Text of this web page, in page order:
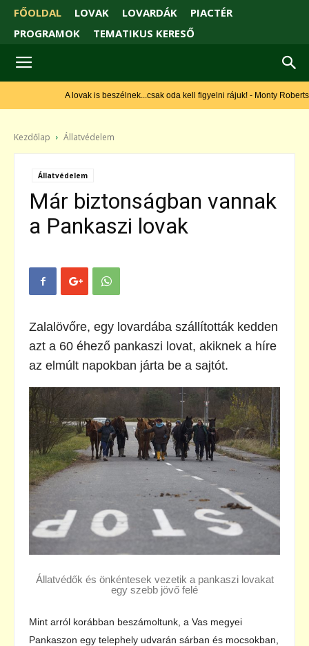
FŐOLDAL LOVAK LOVARDÁK
PIACTÉR
PROGRAMOK
TEMATIKUS KERESŐ
A lovak is beszélnek...csak oda kell figyelni rájuk! - Monty Roberts
Kezdőlap Állatvédelem
Állatvédelem
Már biztonságban vannak
a Pankaszi lovak
Zalalövőre, egy lovardába szállították kedden
azt a 60 éhező pankaszi lovat, akiknek a híre
az elmúlt napokban járta be a sajtót.
Állatvédők és önkéntesek vezetik a pankaszi lovakat
egy szebb jövő felé
Mint arról korábban beszámoltunk, a Vas megyei
Pankaszon egy telephely udvarán sárban és mocsokban,